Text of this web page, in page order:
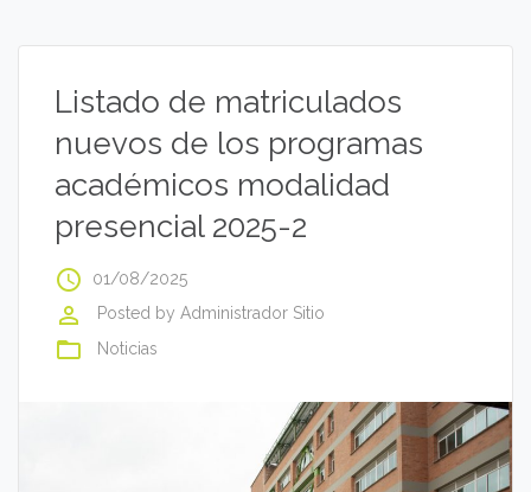
Listado de matriculados
nuevos de los programas
académicos modalidad
presencial 2025-2
access_time 01/08/2025
perm_identity Posted by Administrador Sitio
folder_open Noticias